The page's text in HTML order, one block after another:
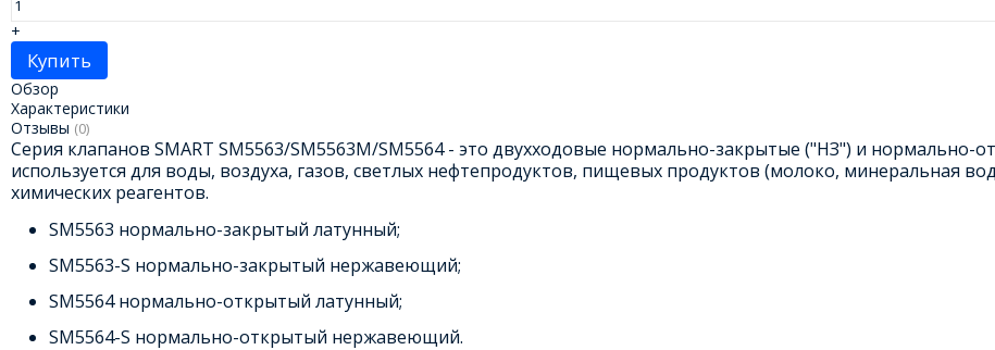
+
Купить
Обзор
Характеристики
Отзывы (0)
Серия клапанов SMART SM5563/SM5563M/SM5564 - это двухходовые нормально-закрытые ("НЗ") и
используется для воды, воздуха, газов, светлых нефтепродуктов, пищевых продуктов (молоко, минеральная
химических реагентов.
SM5563 нормально-закрытый латунный;
SM5563-S нормально-закрытый нержавеющий;
SM5564 нормально-открытый латунный;
SM5564-S нормально-открытый нержавеющий.